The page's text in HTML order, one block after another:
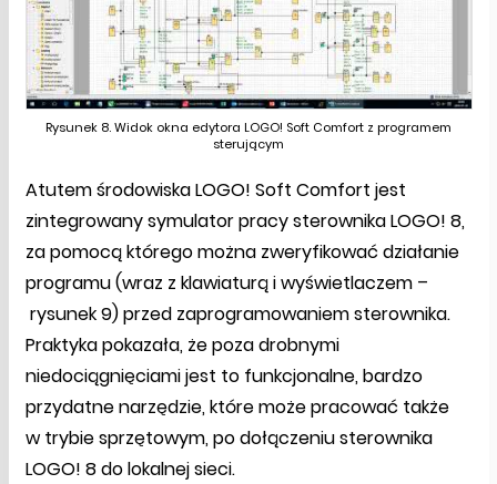
Rysunek 8. Widok okna edytora LOGO! Soft Comfort z programem
sterującym
Atutem środowiska LOGO! Soft Comfort jest
zintegrowany symulator pracy sterownika LOGO! 8,
za pomocą którego można zweryfikować działanie
programu (wraz z klawiaturą i wyświetlaczem –
rysunek 9) przed zaprogramowaniem sterownika.
Praktyka pokazała, że poza drobnymi
niedociągnięciami jest to funkcjonalne, bardzo
przydatne narzędzie, które może pracować także
w trybie sprzętowym, po dołączeniu sterownika
LOGO! 8 do lokalnej sieci.